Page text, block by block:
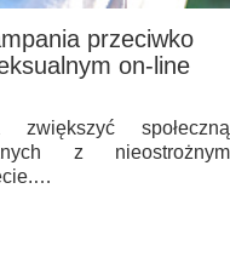
przeciwko
on-line
społeczną
z nieostrożnym